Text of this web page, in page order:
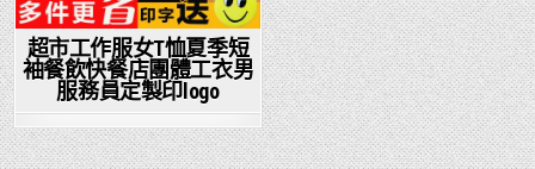
超市工作服女T恤夏季短
袖餐飲快餐店團體工衣男
服務員定製印logo